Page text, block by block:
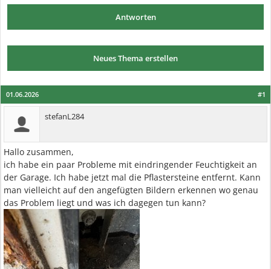
Antworten
Neues Thema erstellen
#1
01.06.2026
stefanL284
Hallo zusammen,
ich habe ein paar Probleme mit eindringender Feuchtigkeit an
der Garage. Ich habe jetzt mal die Pflastersteine entfernt. Kann
man vielleicht auf den angefügten Bildern erkennen wo genau
das Problem liegt und was ich dagegen tun kann?